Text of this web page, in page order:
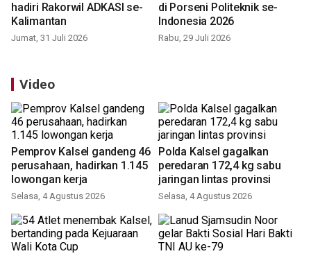
hadiri Rakorwil ADKASI se-
Kalimantan
Jumat, 31 Juli 2026
di Porseni Politeknik se-
Indonesia 2026
Rabu, 29 Juli 2026
Video
Pemprov Kalsel gandeng 46
perusahaan, hadirkan 1.145
lowongan kerja
Selasa, 4 Agustus 2026
Polda Kalsel gagalkan
peredaran 172,4 kg sabu
jaringan lintas provinsi
Selasa, 4 Agustus 2026